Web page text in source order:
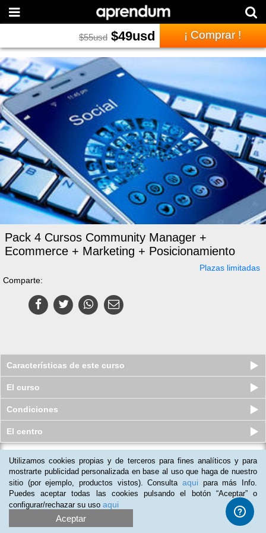
$55usd $49usd ¡ Comprar !
Pack 4 Cursos Community Manager +
Ecommerce + Marketing + Posicionamiento
Plazas limitadas
Comparte:
Características de este curso
El curso
Condiciones
El centro
Curso online de Promotor en Punto
de Ventas
Plazas agotadas
$90usd $35usd
Utilizamos cookies propias y de terceros para fines analíticos y para
mostrarte publicidad personalizada en base al uso que haga de nuestro
sitio (por ejemplo, productos vistos). Consulta aqui para más Info.
Puedes aceptar todas las cookies pulsando el botón “Aceptar” o
configurar/rechazar su uso aqui
Aceptar